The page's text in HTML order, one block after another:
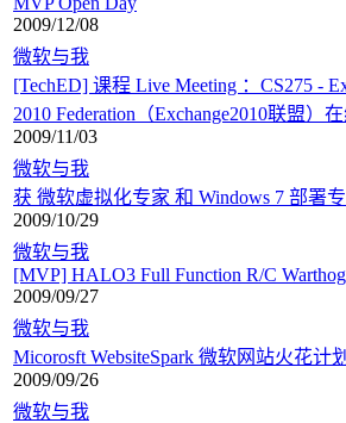
2009/12/08
微软与我
[TechED] 课程 Live Meeting ：CS275 -
2010 Federation（Exchange2010联盟）
2009/11/03
微软与我
获 微软虚拟化专家 和 Windows 7 部署
2009/10/29
微软与我
[MVP] HALO3 Full Function R/C
2009/09/27
微软与我
Micorosft WebsiteSpark 微软网站火花计划
2009/09/26
微软与我